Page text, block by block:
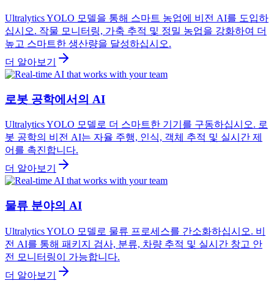
Ultralytics YOLO 모델을 통해 스마트 농업에 비전 AI를 도입하
십시오. 작물 모니터링, 가축 추적 및 정밀 농업을 강화하여 더
높고 스마트한 생산량을 달성하십시오.
더 알아보기
로봇 공학에서의 AI
Ultralytics YOLO 모델로 더 스마트한 기기를 구동하십시오. 로
봇 공학의 비전 AI는 자율 주행, 인식, 객체 추적 및 실시간 제
어를 촉진합니다.
더 알아보기
물류 분야의 AI
Ultralytics YOLO 모델로 물류 프로세스를 간소화하십시오. 비
전 AI를 통해 패키지 검사, 분류, 차량 추적 및 실시간 창고 안
전 모니터링이 가능합니다.
더 알아보기